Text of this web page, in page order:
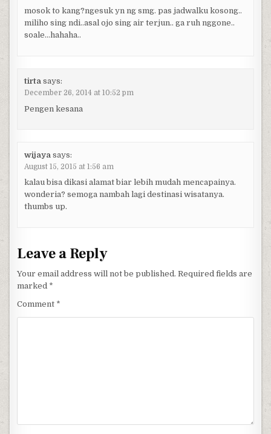
mosok to kang?ngesuk yn ng smg. pas jadwalku kosong..
miliho sing ndi..asal ojo sing air terjun.. ga ruh nggone..
soale…hahaha..
tirta says:
December 26, 2014 at 10:52 pm
Pengen kesana
wijaya says:
August 15, 2015 at 1:56 am
kalau bisa dikasi alamat biar lebih mudah mencapainya.
wonderia? semoga nambah lagi destinasi wisatanya.
thumbs up.
Leave a Reply
Your email address will not be published. Required fields are
marked *
Comment *